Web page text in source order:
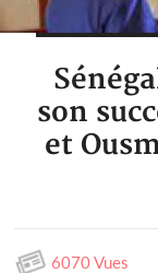
son
et
6070 Vues